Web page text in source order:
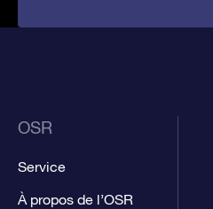
OSR
Service
À propos de l’OSR